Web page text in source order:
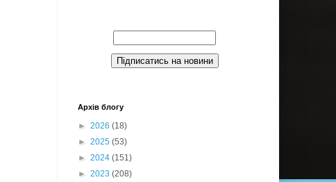
Архів блогу
► 2026 (18)
► 2025 (53)
► 2024 (151)
► 2023 (208)